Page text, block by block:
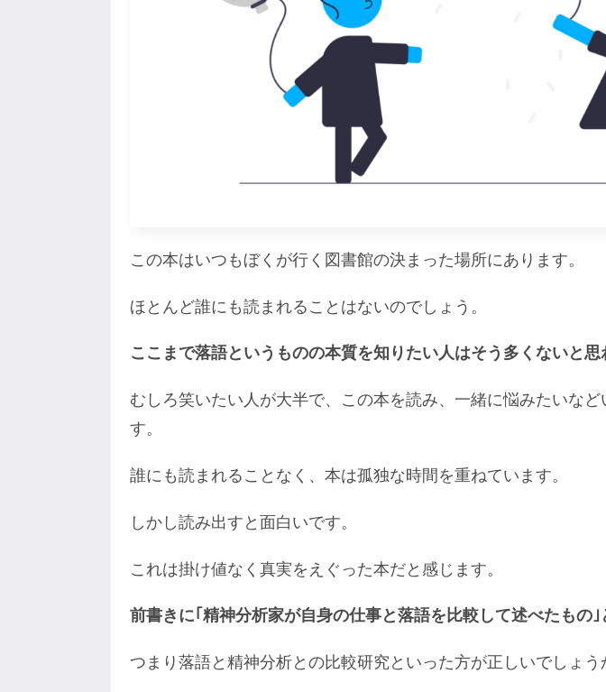
この本はいつもぼくが行く図書館の決まった場所にあります。
ほとんど誰にも読まれることはないのでしょう。
ここまで落語というものの本質を知りたい人はそう多くないと思
むしろ笑いたい人が大半で、この本を読み、一緒に悩みたいな
す。
誰にも読まれることなく、本は孤独な時間を重ねています。
しかし読み出すと面白いです。
これは掛け値なく真実をえぐった本だと感じます。
前書きに｢精神分析家が自身の仕事と落語を比較して述べたもの｣
つまり落語と精神分析との比較研究といった方が正しいでしょう